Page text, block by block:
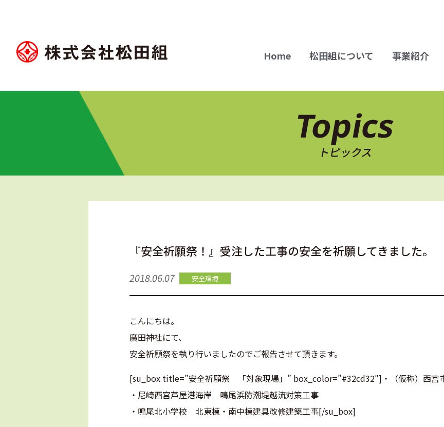
Home 松田組について 事業紹介
Topics
トピックス
『安全祈願祭！』受注した工事の安全を祈願してきました。
2018.06.07 安全環境
こんにちは。
廣田神社にて、
安全祈願祭を執り行いましたのでご報告させて頂きます。
[su_box title=”安全祈願祭 「対象現場」” box_color=”#32cd32″]・（仮称）西宮
・尼崎西宮芦屋港海岸 鳴尾浜防潮堤越流対策工事
・鳴尾北小学校 北東棟・南中棟建具改修建築工事[/su_box]